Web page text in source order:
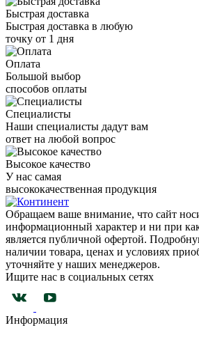
Быстрая доставка
Быстрая доставка в любую
точку от 1 дня
Оплата
Большой выбор
способов оплаты
Специалисты
Наши специалисты дадут вам
ответ на любой вопрос
Высокое качество
У нас самая
высококачественная продукция
Обращаем ваше внимание, что сайт
информационный характер и ни при
является публичной офертой.
наличии товара, ценах и условиях
уточняйте у наших менеджеров.
Ищите нас в социальных сетях
Информация